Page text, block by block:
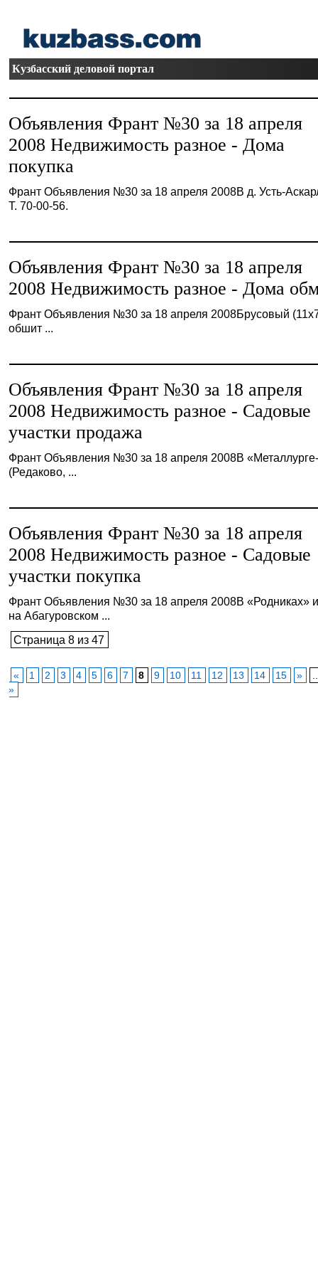
Кузбасский деловой портал
Объявления Франт №30 за 18 апреля
2008 Недвижимость разное - Дома
покупка
Франт Объявления №30 за 18 апреля 2008В д. Усть-
Т. 70-00-56.
Объявления Франт №30 за 18 апреля
2008 Недвижимость разное - Дома
Франт Объявления №30 за 18 апреля 2008Брусовый
обшит ...
Объявления Франт №30 за 18 апреля
2008 Недвижимость разное - Садовые
участки продажа
Франт Объявления №30 за 18 апреля 2008В
(Редаково, ...
Объявления Франт №30 за 18 апреля
2008 Недвижимость разное - Садовые
участки покупка
Франт Объявления №30 за 18 апреля 2008В «Родниках»
на Абагуровском ...
Страница 8 из 47
« 1 2 3 4 5 6 7 8 9 10 11 12 13 14 15 »
»